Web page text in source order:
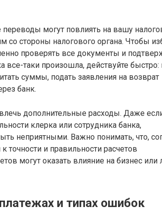
могут повлиять на вашу
со стороны налогового органа. Чтобы
проверять все документы и
все-таки произошла, действуйте быстро:
суммы, подать заявления на возврат
банк.
дополнительные расходы. Даже
клерка или сотрудника банка,
неприятными. Важно понимать, что,
точности и правильности расчетов
могут оказать влияние на бизнес или
и типах ошибок